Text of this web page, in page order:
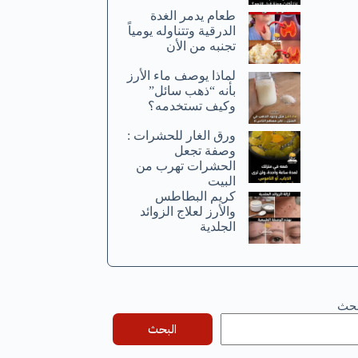
طعام يدمر الغدة
الدرقية وتتناوله يومياً
تجنبه من الأن
لماذا يوصف ماء الأرز
بأنه “ذهب سائل”
وكيف تستخدمه؟
ورق الغار للحشرات :
وصفة تجعل
الحشرات تهرب من
البيت
كريم البطاطس
والأرز لعلاج الزوائد
الجلدية
البحث